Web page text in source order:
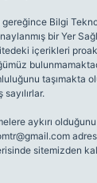
gereğince Bilgi
bir Yer
içerikleri
taşımakta
aykırı
sitemizden